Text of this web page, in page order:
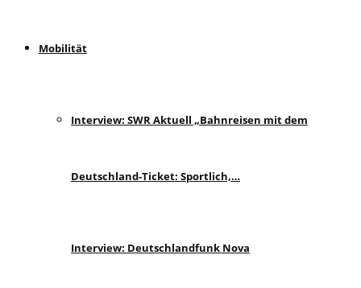
Mobilität
Interview: SWR Aktuell „Bahnreisen mit dem
Deutschland-Ticket: Sportlich,…
Interview: Deutschlandfunk Nova